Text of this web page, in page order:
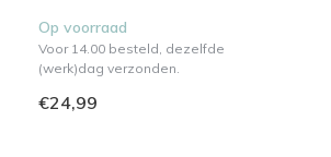
Op voorraad
Voor 14.00 besteld, dezelfde
(werk)dag verzonden.
€24,99